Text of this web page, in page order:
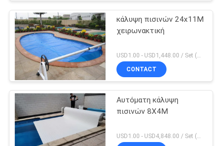
κάλυψη πισινών 24x11M
χειρωνακτική
USD1.00 - USD1,448.00 / Set (3 Cover With 3 Roller), Only Cover USD1.50 - USD3.50 / Square Meter MOQ:PC 1
CONTACT
Αυτόματη κάλυψη
πισινών 8X4M
USD1.00 - USD4,848.00 / Set (Cover With Roller), Only Cover USD28.00 - USD40.00 / Square Meter MOQ:PC 1